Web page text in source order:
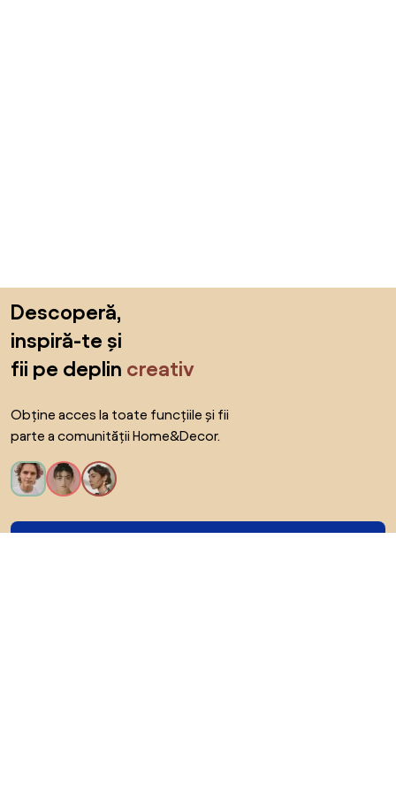
Descoperă,
inspiră-te și
fii pe deplin creativ
Obține acces la toate funcțiile și fii
parte a comunității Home&Decor.